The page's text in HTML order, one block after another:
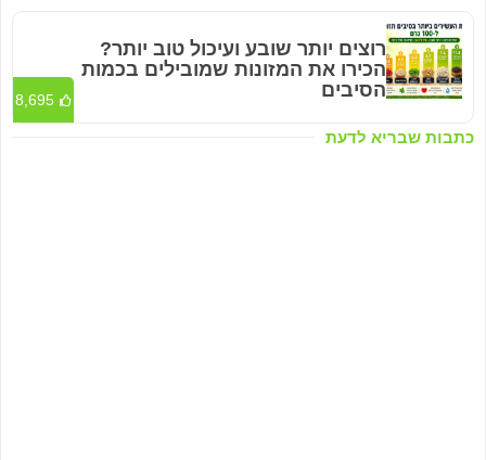
כתבות שבריא לדעת
רוצים יותר שובע ועיכול טוב יותר?
הכירו את המזונות שמובילים בכמות
הסיבים
8,695